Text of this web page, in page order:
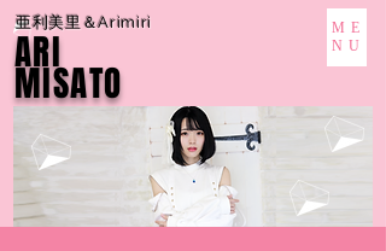
亜利美里＆Arimiri
ARI
MISATO
ME
NU